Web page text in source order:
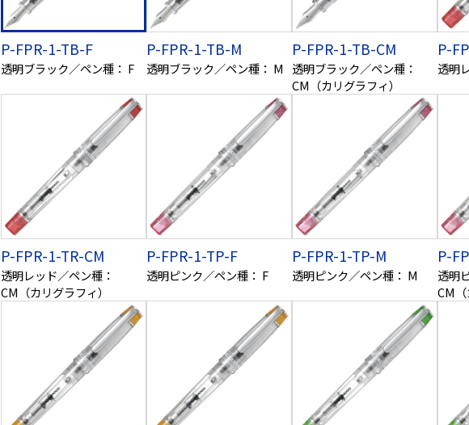
P-FPR-1-TB-F
透明ブラック／ペン種： F
P-FPR-1-TB-M
透明ブラック／ペン種： M
P-FPR-1-TB-CM
透明ブラック／ペン種：
CM（カリグラフィ）
P-
透明
P-FPR-1-TR-CM
透明レッド／ペン種：
CM（カリグラフィ）
P-FPR-1-TP-F
透明ピンク／ペン種： F
P-FPR-1-TP-M
透明ピンク／ペン種： M
P-
透明
CM